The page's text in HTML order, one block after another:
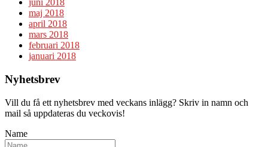
juni 2018
maj 2018
april 2018
mars 2018
februari 2018
januari 2018
Nyhetsbrev
Vill du få ett nyhetsbrev med veckans inlägg? Skriv in namn och
mail så uppdateras du veckovis!
Name